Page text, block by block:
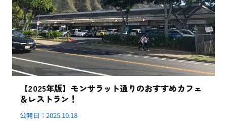
【2025年版】モンサラット通りのおすすめカフェ
＆レストラン！
公開日：2025.10.18